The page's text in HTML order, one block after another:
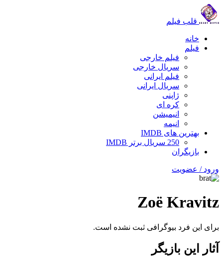
قلب فیلم
خانه
فیلم
فیلم خارجی
سریال خارجی
فیلم ایرانی
سریال ایرانی
ژاپنی
کره ای
انیمیشن
انیمه
بهترین های IMDB
250 سریال برتر IMDB
بازیگران
ورود / عضویت
Zoë Kravitz
برای این فرد بیوگرافی ثبت نشده است.
آثار این بازیگر